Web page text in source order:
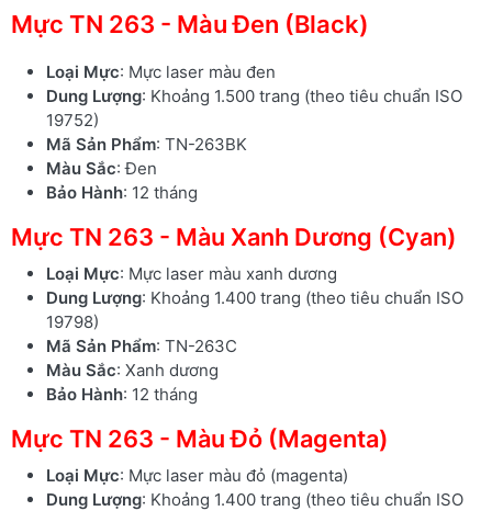
Mực TN 263 - Màu Đen (Black)
Loại Mực: Mực laser màu đen
Dung Lượng: Khoảng 1.500 trang (theo tiêu chuẩn ISO
19752)
Mã Sản Phẩm: TN-263BK
Màu Sắc: Đen
Bảo Hành: 12 tháng
Mực TN 263 - Màu Xanh Dương (Cyan)
Loại Mực: Mực laser màu xanh dương
Dung Lượng: Khoảng 1.400 trang (theo tiêu chuẩn ISO
19798)
Mã Sản Phẩm: TN-263C
Màu Sắc: Xanh dương
Bảo Hành: 12 tháng
Mực TN 263 - Màu Đỏ (Magenta)
Loại Mực: Mực laser màu đỏ (magenta)
Dung Lượng: Khoảng 1.400 trang (theo tiêu chuẩn ISO